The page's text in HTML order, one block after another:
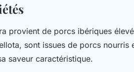
provient de porcs ibériques
sont issues de porcs nourris
saveur caractéristique.